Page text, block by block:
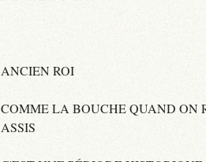
ANCIEN ROI
COMME LA BOUCHE QUAND ON
ASSIS